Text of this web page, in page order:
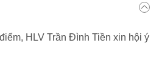
HLV Trần Đình Tiền xin hội ý